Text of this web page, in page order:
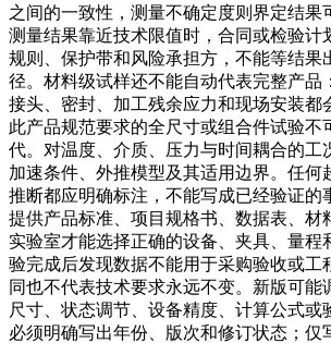
之间的一致性，测量不确定度则界定结果
测量结果靠近技术限值时，合同或检验计
规则、保护带和风险承担方，不能等结果
径。材料级试样还不能自动代表完整产品
接头、密封、加工残余应力和现场安装都
此产品规范要求的全尺寸或组合件试验不
代。对温度、介质、压力与时间耦合的工
加速条件、外推模型及其适用边界。任何
推断都应明确标注，不能写成已经验证的
提供产品标准、项目规格书、数据表、材
实验室才能选择正确的设备、夹具、量程
验完成后发现数据不能用于采购验收或工
同也不代表技术要求永远不变。新版可能
尺寸、状态调节、设备精度、计算公式或
必须明确写出年份、版次和修订状态；仅